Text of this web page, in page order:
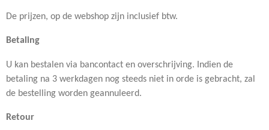
De prijzen, op de webshop zijn inclusief btw.
Betaling
U kan bestalen via bancontact en overschrijving. Indien de
betaling na 3 werkdagen nog steeds niet in orde is gebracht, zal
de bestelling worden geannuleerd.
Retour